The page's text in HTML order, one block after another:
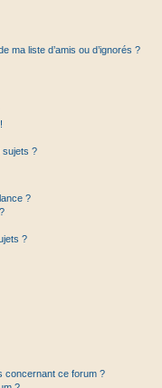
ma liste d’amis ou d’ignorés ?
sujets ?
?
?
concernant ce forum ?